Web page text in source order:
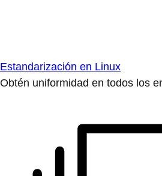
Estandarización en Linux
Obtén uniformidad en todos los